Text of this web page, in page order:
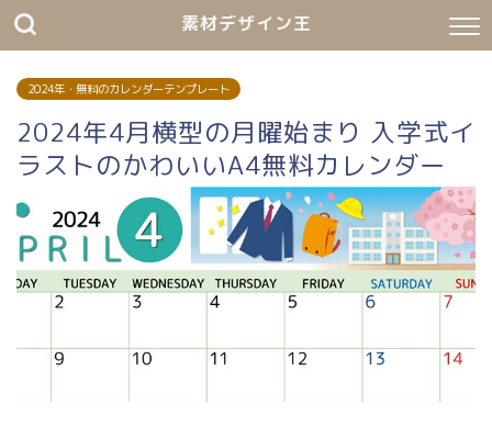
素材デザイン王
2024年・無料のカレンダーテンプレート
2024年4月横型の月曜始まり 入学式イ
ラストのかわいいA4無料カレンダー